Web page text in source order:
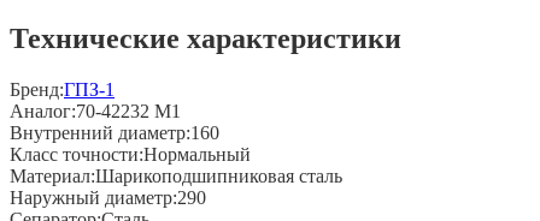
Технические характеристики
Бренд:ГПЗ-1
Аналог:70-42232 М1
Внутренний диаметр:160
Класс точности:Нормальный
Материал:Шарикоподшипниковая сталь
Наружный диаметр:290